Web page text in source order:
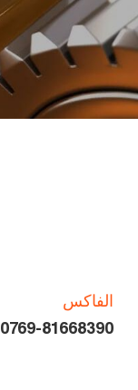
الفاكس
0769-81668390